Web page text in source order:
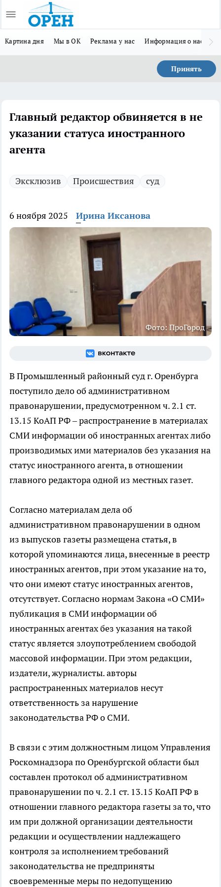
Картина дня Мы в ОК Реклама у нас Информация о нас
Принять
Главный редактор обвиняется в не
указании статуса иностранного
агента
Эксклюзив Происшествия суд
6 ноября 2025 Ирина Иксанова
Фото: ПроГород
В Промышленный районный суд г. Оренбурга
поступило дело об административном
правонарушении, предусмотренном ч. 2.1 ст.
13.15 КоАП РФ – распространение в материалах
СМИ информации об иностранных агентах либо
производимых ими материалов без указания на
статус иностранного агента, в отношении
главного редактора одной из местных газет.
Согласно материалам дела об
административном правонарушении в одном
из выпусков газеты размещена статья, в
которой упоминаются лица, внесенные в реестр
иностранных агентов, при этом указание на то,
что они имеют статус иностранных агентов,
отсутствует. Согласно нормам Закона «О СМИ»
публикация в СМИ информации об
иностранных агентах без указания на такой
статус является злоупотреблением свободой
массовой информации. При этом редакции,
издатели, журналисты. авторы
распространенных материалов несут
ответственность за нарушение
законодательства РФ о СМИ.
В связи с этим должностным лицом Управления
Роскомнадзора по Оренбургской области был
составлен протокол об административном
правонарушении по ч. 2.1 ст. 13.15 КоАП РФ в
отношении главного редактора газеты за то, что
им при должной организации деятельности
редакции и осуществлении надлежащего
контроля за исполнением требований
законодательства не предприняты
своевременные меры по недопущению